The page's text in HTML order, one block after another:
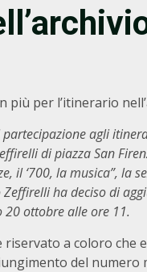
più per l’itinerario
agli
di piazza San
il ‘700, la musica”, la
ha deciso di
ottobre alle ore 11.
a coloro che
del numero